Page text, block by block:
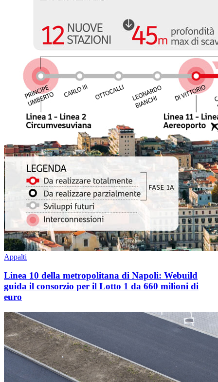
Appalti
Linea 10 della metropolitana di Napoli: Webuild
guida il consorzio per il Lotto 1 da 660 milioni di
euro